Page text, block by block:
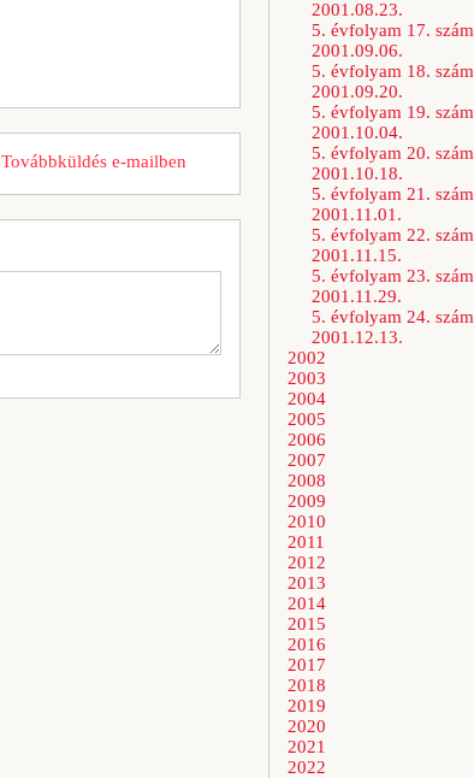
Továbbküldés e-mailben
2001.08.23.
5. évfolyam 17. szám
2001.09.06.
5. évfolyam 18. szám
2001.09.20.
5. évfolyam 19. szám
2001.10.04.
5. évfolyam 20. szám
2001.10.18.
5. évfolyam 21. szám
2001.11.01.
5. évfolyam 22. szám
2001.11.15.
5. évfolyam 23. szám
2001.11.29.
5. évfolyam 24. szám
2001.12.13.
2002
2003
2004
2005
2006
2007
2008
2009
2010
2011
2012
2013
2014
2015
2016
2017
2018
2019
2020
2021
2022